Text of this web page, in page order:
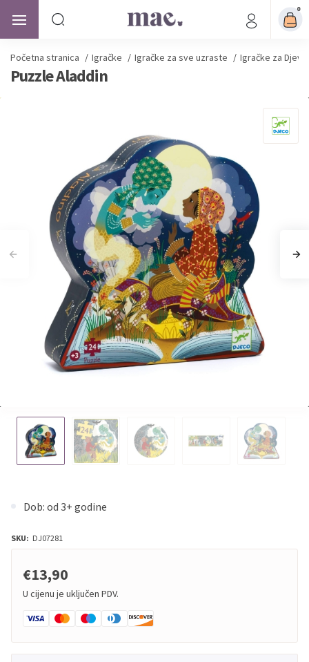
0
Početna stranica / Igračke / Igračke za sve uzraste / Igračke za
Puzzle Aladdin
Dob: od 3+ godine
SKU: DJ07281
€13,90
U cijenu je uključen PDV.